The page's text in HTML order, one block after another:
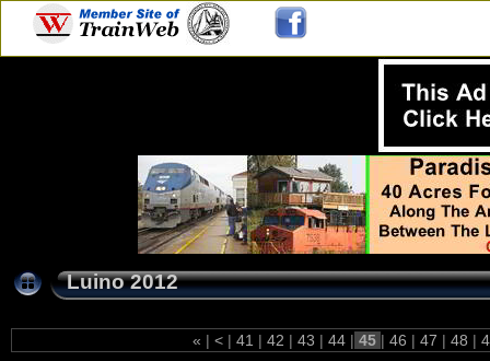
Luino 2012
« | < | 41 | 42 | 43 | 44 | 45 | 46 | 47 | 48 |